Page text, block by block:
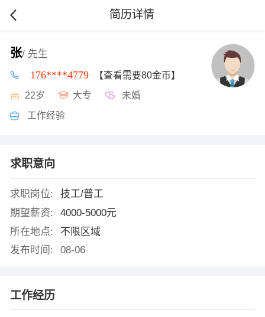
简历详情
张/ 先生
176****4779 【查看需要80金币】
22岁 大专 未婚
工作经验
求职意向
求职岗位:
技工/普工
期望薪资:
4000-5000元
所在地点:
不限区域
发布时间:
08-06
工作经历